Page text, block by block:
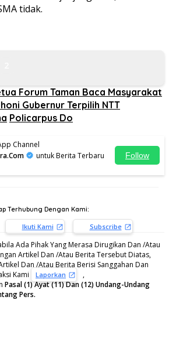
tidak.
Forum Taman Baca Masyarakat
Gubernur Terpilih NTT
Policarpus Do
Channel
untuk Berita Terbaru
Follow
Terhubung Dengan Kami:
Ikuti Kami Subscribe
Ada Pihak Yang Merasa Dirugikan Dan /Atau
Artikel Dan /Atau Berita Tersebut Diatas,
Dan /Atau Berita Berisi Sanggahan Dan
Kami
Laporkan
,
Pasal (1) Ayat (11) Dan (12) Undang-Undang
Pers.